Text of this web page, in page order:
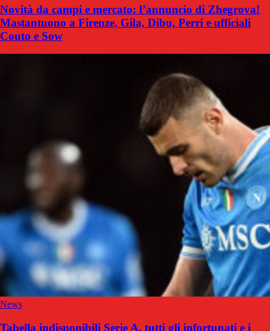
Novità da campi e mercato: l’annuncio di Zhegrova!
Mastantuono a Firenze, Gila, Dibu, Perri e ufficiali
Couto e Sow
News
Tabella indisponibili Serie A, tutti gli infortunati e i